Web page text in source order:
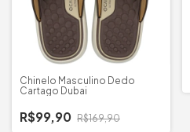
Chinelo Masculino Dedo
Cartago Dubai
R$99,90 R$169,90